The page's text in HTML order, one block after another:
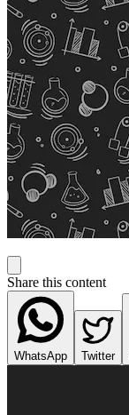
Share this content
WhatsApp Twitter